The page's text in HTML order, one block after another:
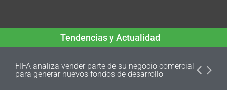
Tendencias y Actualidad
FIFA analiza vender parte de su negocio comercial
para generar nuevos fondos de desarrollo